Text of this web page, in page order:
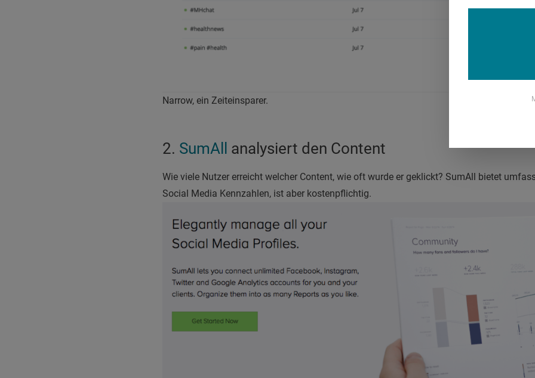
Narrow, ein Zeiteinsparer.
2. SumAll analysiert den Content
Wie viele Nutzer erreicht welcher Content, wie oft wurde er geklickt? SumAll bietet
Social Media Kennzahlen, ist aber kostenpflichtig.